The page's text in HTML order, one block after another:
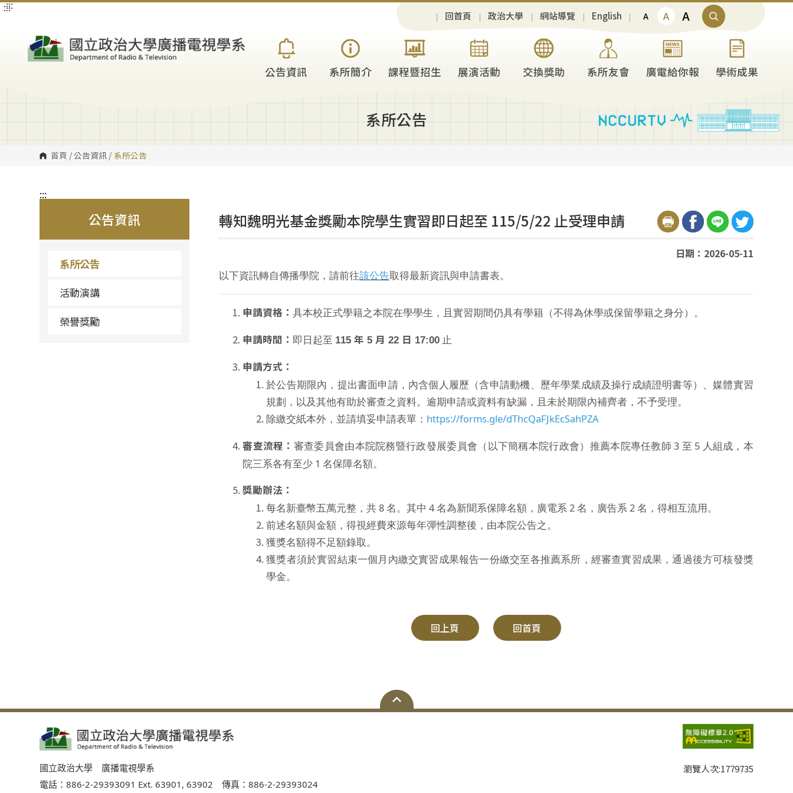
跳
:::
回首頁 政治大學 網站導覽 English A A A
公告資訊 系所簡介 課程暨招生 展演活動 交換獎助 系所友會 廣電給你報 學術成果
系所公告
首頁 /公告資訊 / 系所公告
:::
公告資訊
系所公告
活動演講
榮譽獎勵
:::
轉知魏明光基金獎勵本院學生實習即日起至 115/5/22 止受理申請
日期：2026-05-11
以下資訊轉自傳播學院，請前往該公告取得最新資訊與申請書表。
申請資格：具本校正式學籍之本院在學學生，且實習期間仍具有學籍（不得為休學或保留學籍之身分）。
申請時間： 即日起至 115 年 5 月 22 日 17:00 止
申請方式：
於公告期限內，提出書面申請，內含個人履歷（含申請動機、歷年學業成績及操行成績證明書等）、媒體實習
規劃，以及其他有助於審查之資料。逾期申請或資料有缺漏，且未於期限內補齊者，不予受理。
除繳交紙本外，並請填妥申請表單： https://forms.gle/dThcQaFJkEcSahPZA
審查流程： 審查委員會由本院院務暨行政發展委員會（以下簡稱本院行政會）推薦本院專任教師 3 至 5 人組成，本
院三系各有至少 1 名保障名額。
獎勵辦法：
每名新臺幣五萬元整，共 8 名。其中 4 名為新聞系保障名額，廣電系 2 名，廣告系 2 名，得相互流用。
前述名額與金額，得視經費來源每年彈性調整後，由本院公告之。
獲獎名額得不足額錄取。
獲獎者須於實習結束一個月內繳交實習成果報告一份繳交至各推薦系所，經審查實習成果，通過後方可核發獎
學金。
回上頁 回首頁
國立政治大學 廣播電視學系
電話：886-2-29393091 Ext. 63901, 63902 傳真：886-2-29393024
瀏覽人次:1779735